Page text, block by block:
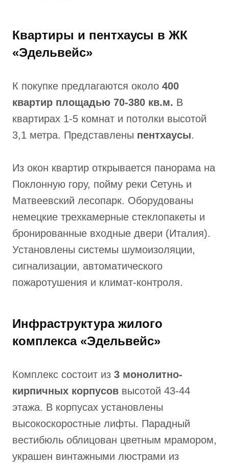
Квартиры и пентхаусы в ЖК
«Эдельвейс»
К покупке предлагаются около 400
квартир площадью 70-380 кв.м. В
квартирах 1-5 комнат и потолки высотой
3,1 метра. Представлены пентхаусы.
Из окон квартир открывается панорама на
Поклонную гору, пойму реки Сетунь и
Матвеевский лесопарк. Оборудованы
немецкие трехкамерные стеклопакеты и
бронированные входные двери (Италия).
Установлены системы шумоизоляции,
сигнализации, автоматического
пожаротушения и климат-контроля.
Инфраструктура жилого
комплекса «Эдельвейс»
Комплекс состоит из 3 монолитно-
кирпичных корпусов высотой 43-44
этажа. В корпусах установлены
высокоскоростные лифты. Парадный
вестибюль облицован цветным мрамором,
украшен винтажными люстрами из